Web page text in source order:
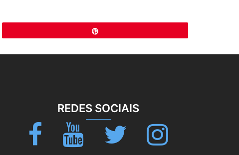
REDES SOCIAIS
Facebook Youtube Twitter